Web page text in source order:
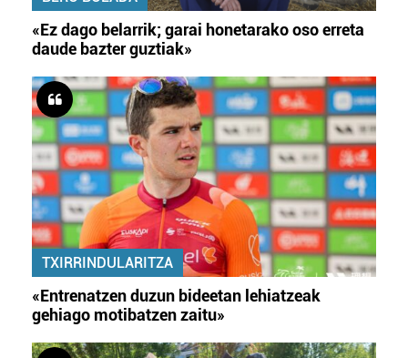
«Ez dago belarrik; garai honetarako oso erreta
daude bazter guztiak»
TXIRRINDULARITZA
«Entrenatzen duzun bideetan lehiatzeak
gehiago motibatzen zaitu»